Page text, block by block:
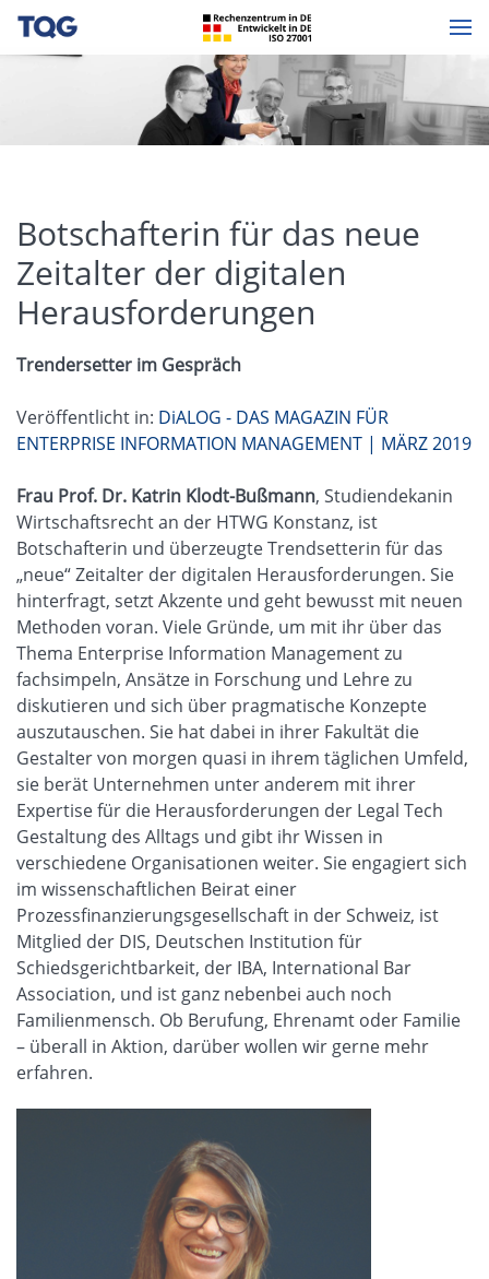
Botschafterin für das neue
Zeitalter der digitalen
Herausforderungen
Trendersetter im Gespräch
Veröffentlicht in: DiALOG - DAS MAGAZIN FÜR
ENTERPRISE INFORMATION MANAGEMENT | MÄRZ 2019
Frau Prof. Dr. Katrin Klodt-Bußmann, Studiendekanin
Wirtschaftsrecht an der HTWG Konstanz, ist
Botschafterin und überzeugte Trendsetterin für das
„neue“ Zeitalter der digitalen Herausforderungen. Sie
hinterfragt, setzt Akzente und geht bewusst mit neuen
Methoden voran. Viele Gründe, um mit ihr über das
Thema Enterprise Information Management zu
fachsimpeln, Ansätze in Forschung und Lehre zu
diskutieren und sich über pragmatische Konzepte
auszutauschen. Sie hat dabei in ihrer Fakultät die
Gestalter von morgen quasi in ihrem täglichen Umfeld,
sie berät Unternehmen unter anderem mit ihrer
Expertise für die Herausforderungen der Legal Tech
Gestaltung des Alltags und gibt ihr Wissen in
verschiedene Organisationen weiter. Sie engagiert sich
im wissenschaftlichen Beirat einer
Prozessfinanzierungsgesellschaft in der Schweiz, ist
Mitglied der DIS, Deutschen Institution für
Schiedsgerichtbarkeit, der IBA, International Bar
Association, und ist ganz nebenbei auch noch
Familienmensch. Ob Berufung, Ehrenamt oder Familie
– überall in Aktion, darüber wollen wir gerne mehr
erfahren.